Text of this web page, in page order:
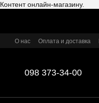
Контент онлайн-магазину.
О нас Оплата и доставка
098 373-34-00